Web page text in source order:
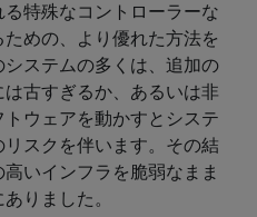
特殊なコントローラーな
めの、より優れた方法を
ステムの多くは、追加の
古すぎるか、あるいは非
ウェアを動かすとシステ
スクを伴います。その結
いインフラを脆弱なまま
りました。